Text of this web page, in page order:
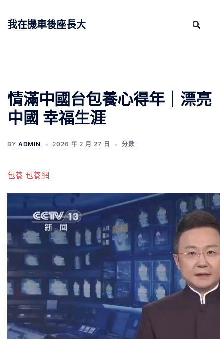
我在機車後座長大
情滿中國台包養心得年｜漂亮
中國 幸福生涯
BY ADMIN 2026 年 2 月 27 日 分數
包養 包養網